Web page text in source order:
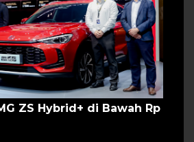
ZS Hybrid+ di Bawah Rp